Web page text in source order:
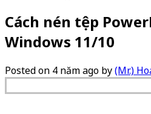
Cách nén tệp
Windows 11/10
Posted on 4 năm ago by(Mr.)